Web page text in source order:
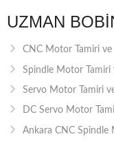
UZMAN
CNC Motor Tamiri ve
Spindle Motor Tamiri
Servo Motor Tamiri ve
DC Servo Motor
Ankara CNC Spindle